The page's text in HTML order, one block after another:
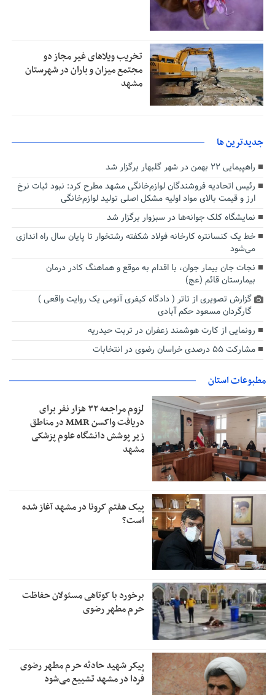
تخریب ویلاهای غیر مجاز دو
مجتمع میزان و باران در شهرستان
مشهد
جديدترين ها
راهپیمایی ۲۲ بهمن در شهر گلبهار برگزار شد
رئیس اتحادیه فروشندگان لوازم‌خانگی مشهد مطرح کرد: نبود ثبات نرخ
ارز و قیمت بالای مواد اولیه مشکل اصلی تولید لوازم‌خانگی
نمایشگاه کلک جوانه‌ها در سبزوار برگزار شد
خط یک کنسانتره کارخانه فولاد شکفته رشتخوار تا پایان سال راه اندازی
می‌شود
نجات جان بیمار جوان، با اقدام به موقع و هماهنگ کادر درمان
بیمارستان قائم (عج)
گزارش تصویری از تاتر ( دادگاه کیفری آنومی یک روایت واقعی )
گارگردان مسعود حکم آبادی
رونمایی از کارت هوشمند زعفران در تربت حیدریه
مشارکت ۵۵ درصدی خراسان رضوی در انتخابات
مطبوعات استان
لزوم مراجعه ۳۲ هزار نفر برای
دریافت واکسن MMR در مناطق
زیر پوشش دانشگاه علوم پزشکی
مشهد
پیک هفتم کرونا در مشهد آغاز شده
است؟
برخورد با کوتاهی مسئولان حفاظت
حرم مطهر رضوی
پیکر شهید حادثه حرم مطهر رضوی
فردا در مشهد تشییع می‌شود